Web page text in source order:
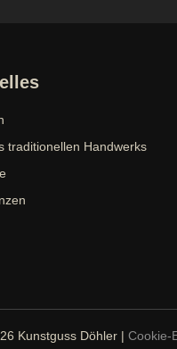
traditionellen Handwerks
Kunstguss Döhler | Cookie-